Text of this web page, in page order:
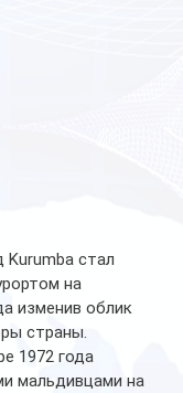
Kurumba стал
на
изменив облик
страны.
1972 года
мальдивцами на